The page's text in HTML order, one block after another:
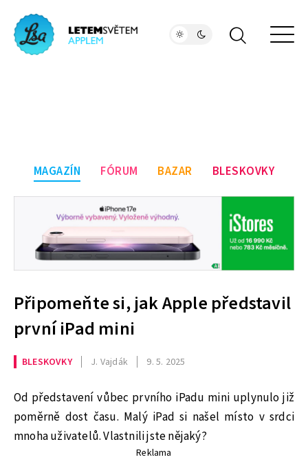
MAGAZÍN FÓRUM BAZAR BLESKOVKY
Připomeňte si, jak Apple představil
první iPad mini
BLESKOVKY J. Vajdák 9. 5. 2025
Od představení vůbec prvního iPadu mini uplynulo již
poměrně dost času. Malý iPad si našel místo v srdci
mnoha uživatelů. Vlastnili jste nějaký?
Reklama